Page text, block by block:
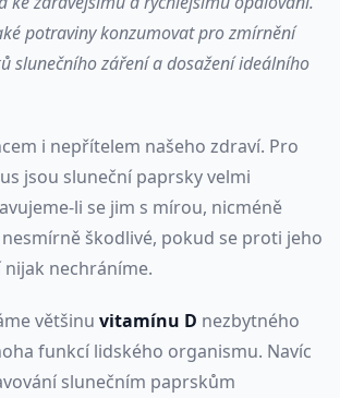
potraviny konzumovat pro zmírnění
slunečního záření a dosažení ideálního
i nepřítelem našeho zdraví. Pro
jsou sluneční paprsky velmi
li se jim s mírou, nicméně
škodlivé, pokud se proti jeho
nechráníme.
většinu vitamínu D nezbytného
funkcí lidského organismu. Navíc
slunečním paprskům